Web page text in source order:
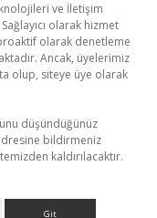
ve İletişim
olarak hizmet
olarak denetleme
Ancak, üyelerimiz
olup, siteye üye olarak
düşündüğünüz
bildirmeniz
kaldırılacaktır.